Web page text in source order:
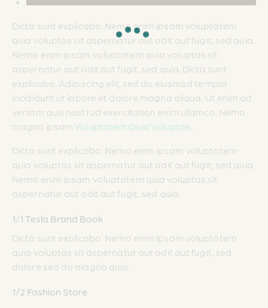
Dicta sunt explicabo. Nemo enim ipsam voluptatem
quia voluptas sit aspernatur aut odit aut fugit, sed quia.
Nemo enim ipsam voluptatem quia voluptas sit
aspernatur aut odit aut fugit, sed quia. Dicta sunt
explicabo. Adipiscing elit, sed do eiusmod tempor
incididunt ut labore et dolore magna aliqua. Ut enim ad
veniam quis nostrud exercitation enim ullamco. Nemo
magna ipsamVoluptatem Quia Voluptas.
Dicta sunt explicabo. Nemo enim ipsam voluptatem
quia voluptas sit aspernatur aut odit aut fugit, sed quia.
Nemo enim ipsam voluptatem quia voluptas sit
aspernatur aut odit aut fugit, sed quia.
1/1 Tesla Brand Book
Dicta sunt explicabo. Nemo enim ipsam voluptatem
quia voluptas sit aspernatur aut odit aut fugit, sed
dolore sed do magna quia.
1/2 Fashion Store